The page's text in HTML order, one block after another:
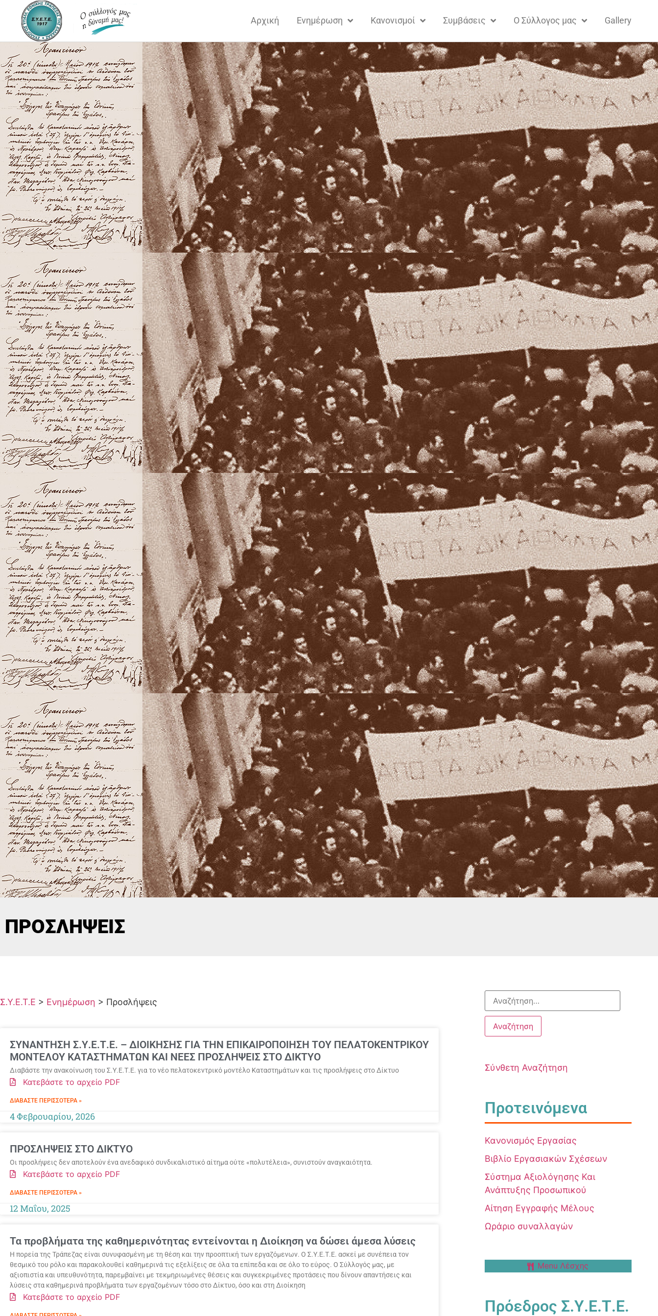
Αρχική Ενημέρωση Κανονισμοί Συμβάσεις Ο Σύλλογος μας Gallery
ΠΡΟΣΛΉΨΕΙΣ
Σ.Υ.Ε.Τ.Ε > Ενημέρωση > Προσλήψεις
ΣΥΝΑΝΤΗΣΗ Σ.Υ.Ε.Τ.Ε. – ΔΙΟΙΚΗΣΗΣ ΓΙΑ ΤΗΝ ΕΠΙΚΑΙΡΟΠΟΙΗΣΗ ΤΟΥ ΠΕΛΑΤΟΚΕΝΤΡΙΚΟΥ
ΜΟΝΤΕΛΟΥ ΚΑΤΑΣΤΗΜΑΤΩΝ ΚΑΙ NEEΣ ΠΡΟΣΛΗΨΕΙΣ ΣΤΟ ΔΙΚΤΥΟ
Διαβάστε την ανακοίνωση του Σ.Υ.Ε.Τ.Ε. για το νέο πελατοκεντρικό μοντέλο Καταστημάτων και τις προσλήψεις στο Δίκτυο
Κατεβάστε το αρχείο PDF
ΔΙΑΒΆΣΤΕ ΠΕΡΙΣΣΌΤΕΡΑ »
4 Φεβρουαρίου, 2026
ΠΡΟΣΛΗΨΕΙΣ ΣΤΟ ΔΙΚΤΥΟ
Οι προσλήψεις δεν αποτελούν ένα ανεδαφικό συνδικαλιστικό αίτημα ούτε «πολυτέλεια», συνιστούν αναγκαιότητα.
Κατεβάστε το αρχείο PDF
ΔΙΑΒΆΣΤΕ ΠΕΡΙΣΣΌΤΕΡΑ »
12 Μαΐου, 2025
Τα προβλήματα της καθημερινότητας εντείνονται η Διοίκηση να δώσει άμεσα λύσεις
Η πορεία της Τράπεζας είναι συνυφασμένη με τη θέση και την προοπτική των εργαζόμενων. Ο Σ.Υ.Ε.Τ.Ε. ασκεί με συνέπεια τον
θεσμικό του ρόλο και παρακολουθεί καθημερινά τις εξελίξεις σε όλα τα επίπεδα και σε όλο το εύρος. Ο Σύλλογός μας, με
αξιοπιστία και υπευθυνότητα, παρεμβαίνει με τεκμηριωμένες θέσεις και συγκεκριμένες προτάσεις που δίνουν απαντήσεις και
λύσεις στα καθημερινά προβλήματα των εργαζομένων τόσο στο Δίκτυο, όσο και στη Διοίκηση
Κατεβάστε το αρχείο PDF
Σύνθετη Αναζήτηση
Προτεινόμενα
Κανονισμός Εργασίας
Βιβλίο Εργασιακών Σχέσεων
Σύστημα Αξιολόγησης Και
Ανάπτυξης Προσωπικού
Αίτηση Εγγραφής Μέλους
Ωράριο συναλλαγών
Menu Λέσχης
Πρόεδρος Σ.Υ.Ε.Τ.Ε.